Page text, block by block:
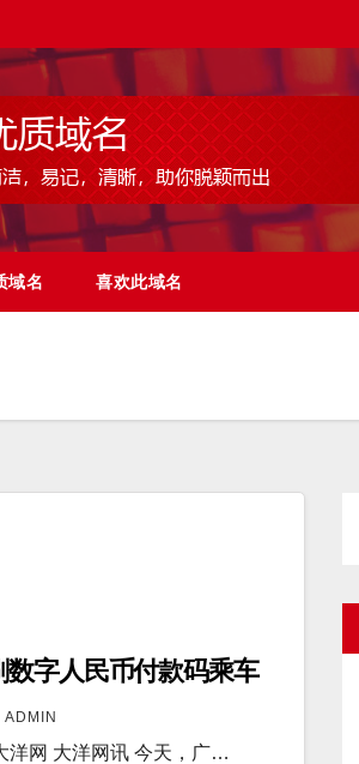
域名 喜欢此域名
字人民币付款码乘车
ADMIN
洋网 大洋网讯 今天，广…